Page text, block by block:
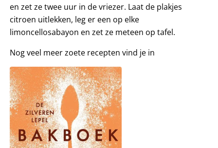
en zet ze twee uur in de vriezer. Laat de plakjes
citroen uitlekken, leg er een op elke
limoncellosabayon en zet ze meteen op tafel.
Nog veel meer zoete recepten vind je in